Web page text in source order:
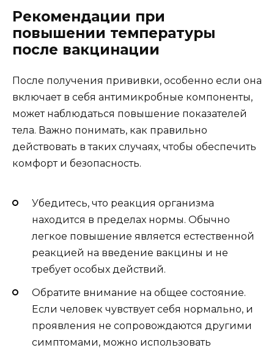
Рекомендации при
повышении температуры
после вакцинации
После получения прививки, особенно если она
включает в себя антимикробные компоненты,
может наблюдаться повышение показателей
тела. Важно понимать, как правильно
действовать в таких случаях, чтобы обеспечить
комфорт и безопасность.
Убедитесь, что реакция организма
находится в пределах нормы. Обычно
легкое повышение является естественной
реакцией на введение вакцины и не
требует особых действий.
Обратите внимание на общее состояние.
Если человек чувствует себя нормально, и
проявления не сопровождаются другими
симптомами, можно использовать